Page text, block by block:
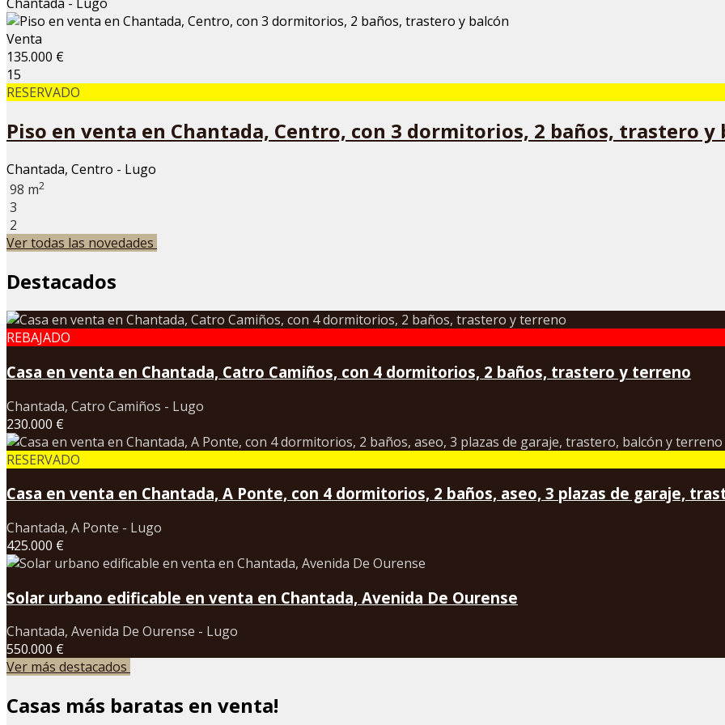
Venta
135.000 €
15
RESERVADO
Piso en venta en Chantada, Centro, con 3 dormitorios, 2 baños, trastero y
Chantada, Centro - Lugo
98 m2
3
2
Ver todas las novedades
Destacados
REBAJADO
Casa en venta en Chantada, Catro Camiños, con 4 dormitorios, 2 baños, trastero y terreno
Chantada, Catro Camiños - Lugo
230.000 €
RESERVADO
Casa en venta en Chantada, A Ponte, con 4 dormitorios, 2 baños, aseo, 3 plazas de garaje,
Chantada, A Ponte - Lugo
425.000 €
Solar urbano edificable en venta en Chantada, Avenida De Ourense
Chantada, Avenida De Ourense - Lugo
550.000 €
Ver más destacados
Casas más baratas en venta!